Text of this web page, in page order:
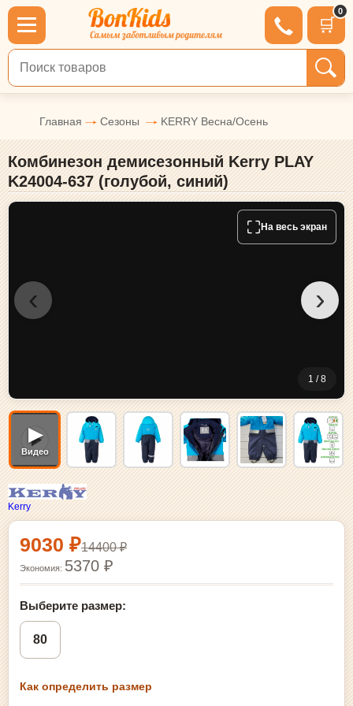
🛒
0
Поиск по товарам
Главная Сезоны KERRY Весна/Осень
Комбинезон демисезонный Kerry PLAY
K24004-637 (голубой, синий)
⛶ На весь экран
‹ ›
1 / 8
▶
Видео
Kerry
Выбор размера и покупка
14400 ₽
9030 ₽
Экономия: 5370 ₽
Выберите размер:
80
Как определить размер